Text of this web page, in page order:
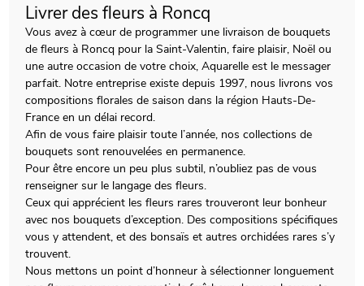
Livrer des fleurs à Roncq
Vous avez à cœur de programmer une livraison de bouquets
de fleurs à Roncq pour la Saint-Valentin, faire plaisir, Noël ou
une autre occasion de votre choix, Aquarelle est le messager
parfait. Notre entreprise existe depuis 1997, nous livrons vos
compositions florales de saison dans la région Hauts-De-
France en un délai record.
Afin de vous faire plaisir toute l’année, nos collections de
bouquets sont renouvelées en permanence.
Pour être encore un peu plus subtil, n’oubliez pas de vous
renseigner sur le langage des fleurs.
Ceux qui apprécient les fleurs rares trouveront leur bonheur
avec nos bouquets d’exception. Des compositions spécifiques
vous y attendent, et des bonsaïs et autres orchidées rares s’y
trouvent.
Nous mettons un point d’honneur à sélectionner longuement